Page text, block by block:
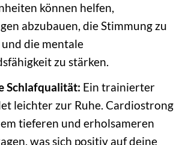
können helfen,
abzubauen, die Stimmung zu
die mentale
zu stärken.
Schlafqualität: Ein trainierter
leichter zur Ruhe. Cardiostrong
tieferen und erholsameren
was sich positiv auf deine